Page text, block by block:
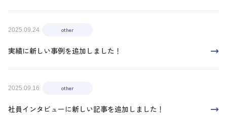
2025.09.24 other
実績に新しい事例を追加しました！
2025.09.16 other
社員インタビューに新しい記事を追加しました！